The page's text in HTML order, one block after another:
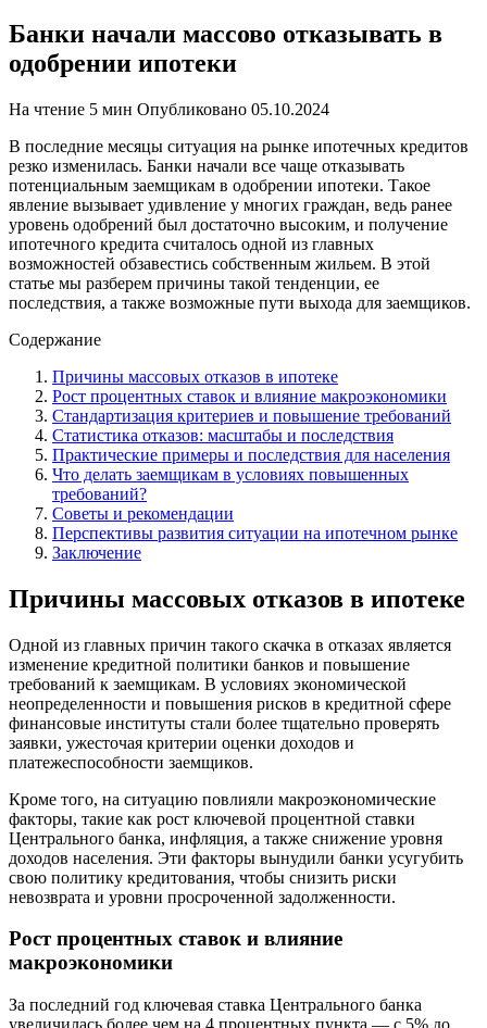
Банки начали массово отказывать в
одобрении ипотеки
На чтение 5 мин Опубликовано 05.10.2024
В последние месяцы ситуация на рынке ипотечных кредитов
резко изменилась. Банки начали все чаще отказывать
потенциальным заемщикам в одобрении ипотеки. Такое
явление вызывает удивление у многих граждан, ведь ранее
уровень одобрений был достаточно высоким, и получение
ипотечного кредита считалось одной из главных
возможностей обзавестись собственным жильем. В этой
статье мы разберем причины такой тенденции, ее
последствия, а также возможные пути выхода для заемщиков.
Содержание
Причины массовых отказов в ипотеке
Рост процентных ставок и влияние макроэкономики
Стандартизация критериев и повышение требований
Статистика отказов: масштабы и последствия
Практические примеры и последствия для населения
Что делать заемщикам в условиях повышенных
требований?
Советы и рекомендации
Перспективы развития ситуации на ипотечном рынке
Заключение
Причины массовых отказов в ипотеке
Одной из главных причин такого скачка в отказах является
изменение кредитной политики банков и повышение
требований к заемщикам. В условиях экономической
неопределенности и повышения рисков в кредитной сфере
финансовые институты стали более тщательно проверять
заявки, ужесточая критерии оценки доходов и
платежеспособности заемщиков.
Кроме того, на ситуацию повлияли макроэкономические
факторы, такие как рост ключевой процентной ставки
Центрального банка, инфляция, а также снижение уровня
доходов населения. Эти факторы вынудили банки усугубить
свою политику кредитования, чтобы снизить риски
невозврата и уровни просроченной задолженности.
Рост процентных ставок и влияние
макроэкономики
За последний год ключевая ставка Центрального банка
увеличилась более чем на 4 процентных пункта — с 5% до